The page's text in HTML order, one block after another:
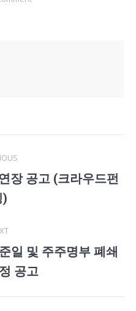
Previous
장 공고 (크라우드펀
)
Next
post:
일 및 주주명부 폐쇄
공고